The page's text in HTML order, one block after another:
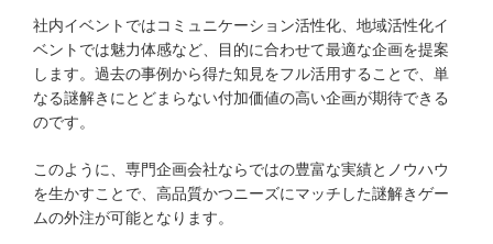
社内イベントではコミュニケーション活性化、地域活性化イ
ベントでは魅力体感など、目的に合わせて最適な企画を提案
します。過去の事例から得た知見をフル活用することで、単
なる謎解きにとどまらない付加価値の高い企画が期待できる
のです。
このように、専門企画会社ならではの豊富な実績とノウハウ
を生かすことで、高品質かつニーズにマッチした謎解きゲー
ムの外注が可能となります。